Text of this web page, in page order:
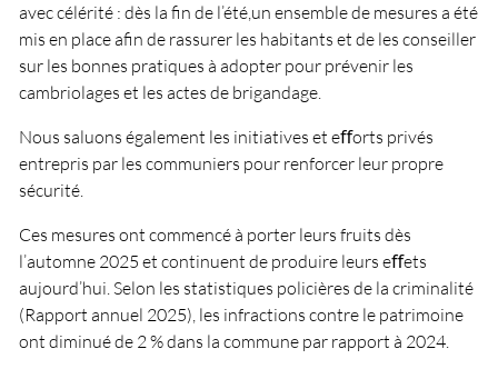
avec célérité : dès la ﬁn de l’été,un ensemble de mesures a été
mis en place aﬁn de rassurer les habitants et de les conseiller
sur les bonnes pratiques à adopter pour prévenir les
cambriolages et les actes de brigandage.
Nous saluons également les initiatives et eﬀorts privés
entrepris par les communiers pour renforcer leur propre
sécurité.
Ces mesures ont commencé à porter leurs fruits dès
l’automne 2025 et continuent de produire leurs eﬀets
aujourd’hui. Selon les statistiques policières de la criminalité
(Rapport annuel 2025), les infractions contre le patrimoine
ont diminué de 2 % dans la commune par rapport à 2024.